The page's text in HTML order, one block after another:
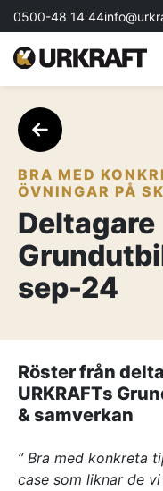
0500-48 14 44
Partnering &
Profil &
Aktuellt
Kontakta oss
Om oss
Referenser
AKTUELLT
BRA MED
ÖVNINGAR PÅ
Deltagare
sep-24
Röster från
URKRAFTs
& samverkan
” Bra med konkreta
case som liknar de